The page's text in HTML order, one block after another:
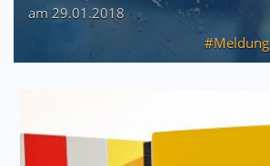
am 29.01.2018
Meldung